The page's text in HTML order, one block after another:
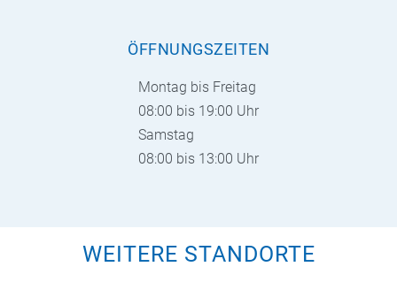
ÖFFNUNGSZEITEN
Montag bis Freitag
08:00 bis 19:00 Uhr
Samstag
08:00 bis 13:00 Uhr
WEITERE STANDORTE